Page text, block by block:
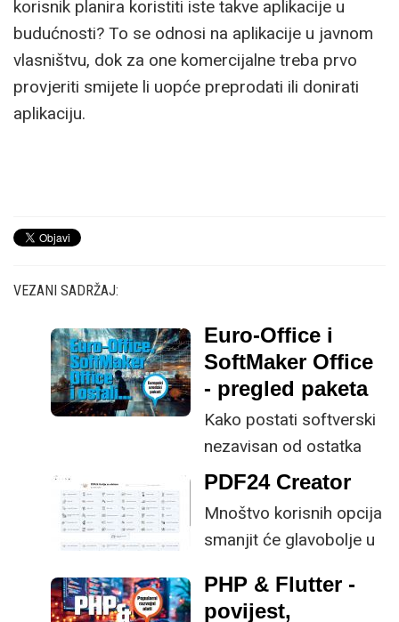
korisnik planira koristiti iste takve aplikacije u
budućnosti? To se odnosi na aplikacije u javnom
vlasništvu, dok za one komercijalne treba prvo
provjeriti smijete li uopće preprodati ili donirati
aplikaciju.
VEZANI SADRŽAJ:
Euro-Office i
SoftMaker Office
- pregled paketa
Kako postati softverski
nezavisan od ostatka
svijeta?
PDF24 Creator
Mnoštvo korisnih opcija
smanjit će glavobolje u
PHP & Flutter -
povijest,